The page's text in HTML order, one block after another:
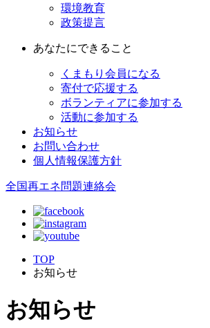
環境教育
政策提言
あなたにできること
くまもり会員になる
寄付で応援する
ボランティアに参加する
活動に参加する
お知らせ
お問い合わせ
個人情報保護方針
全国再エネ問題連絡会
TOP
お知らせ
お知らせ